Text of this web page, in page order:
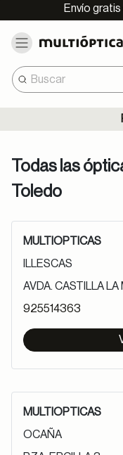
Envío
Todas las
Toledo
MULTIOPTICAS
ILLESCAS
AVDA. CASTILLA
925514363
MULTIOPTICAS
OCAÑA